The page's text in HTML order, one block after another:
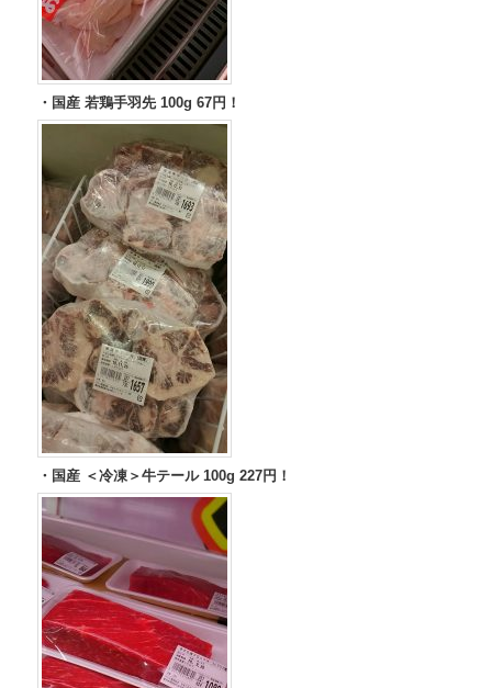
・国産 若鶏手羽先 100g 67円！
・国産 ＜冷凍＞牛テール 100g 227円！